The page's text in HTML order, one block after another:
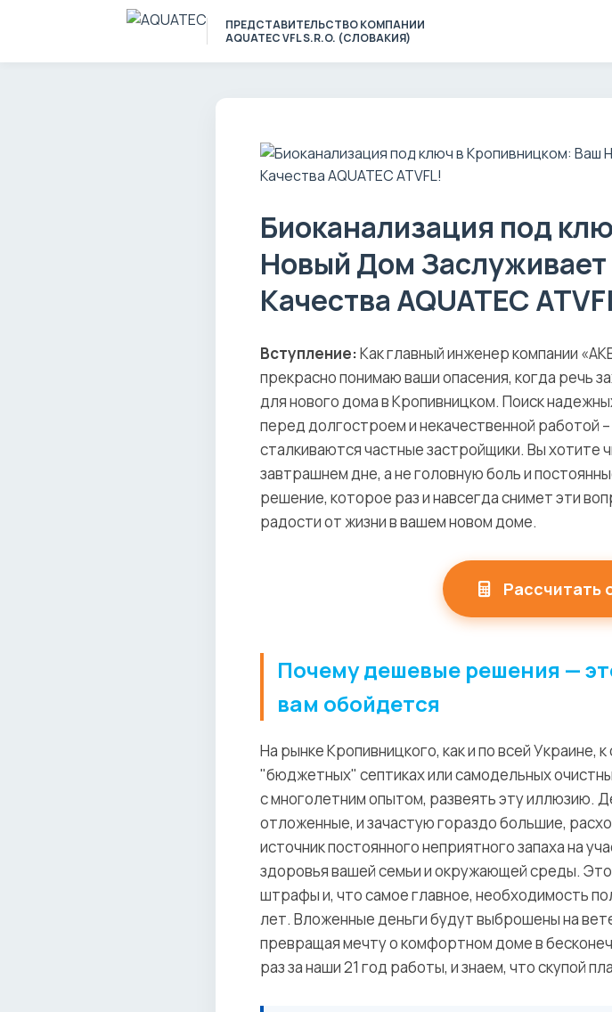
ПРЕДСТАВИТЕЛЬСТВО КОМПАНИИ
AQUATEC VFL S.R.O. (СЛОВАКИЯ)
Биоканализация под
Новый Дом Заслуживает
Качества AQUATEC
Вступление:Как главный инженер компании
прекрасно понимаю ваши опасения, когда речь
для нового дома в Кропивницком. Поиск
перед долгостроем и некачественной работой
сталкиваются частные застройщики. Вы хотите
завтрашнем дне, а не головную боль и
решение, которое раз и навсегда снимет эти
радости от жизни в вашем новом доме.
Рассчитать
Почему дешевые решения —
вам обойдется
На рынке Кропивницкого, как и по всей
"бюджетных" септиках или самодельных
с многолетним опытом, развеять эту иллюзию.
отложенные, и зачастую гораздо большие,
источник постоянного неприятного запаха на
здоровья вашей семьи и окружающей среды.
штрафы и, что самое главное, необходимость
лет. Вложенные деньги будут выброшены на
превращая мечту о комфортном доме в
раз за наши 21 год работы, и знаем, что скупой